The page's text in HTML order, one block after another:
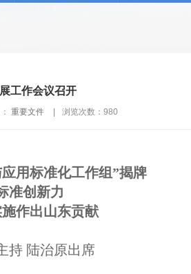
工作会议召开
重要文件 浏览次数： 980
用标准化工作组”揭牌
准创新力
作出山东贡献
持 陆治原出席